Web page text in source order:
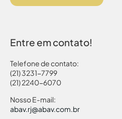
Entre em contato!
Telefone de contato:
(21) 3231-7799
(21) 2240-6070
Nosso E-mail:
abav.rj@abav.com.br